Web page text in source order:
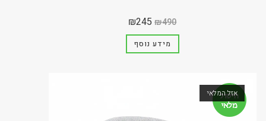
₪490
₪245
מידע נוסף
אזל המלאי